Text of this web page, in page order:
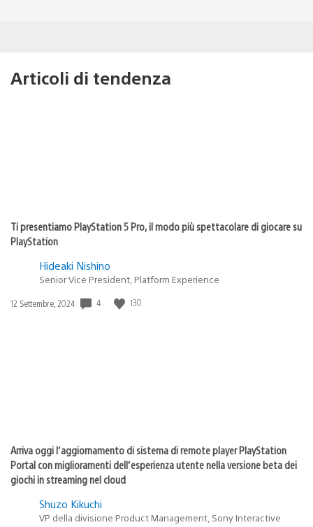
Articoli di tendenza
Ti presentiamo PlayStation 5 Pro, il modo più spettacolare di giocare su
PlayStation
Hideaki Nishino
Senior Vice President, Platform Experience
Data
12 Settembre, 2024 4 130
Arriva oggi l’aggiornamento di sistema di remote player PlayStation
Portal con miglioramenti dell’esperienza utente nella versione beta dei
giochi in streaming nel cloud
Shuzo Kikuchi
VP della divisione Product Management, Sony Interactive